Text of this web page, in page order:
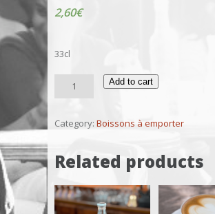
2,60€
33cl
Add to cart
Category: Boissons à emporter
Related products